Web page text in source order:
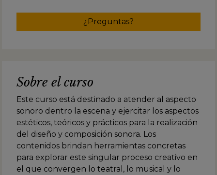
¿Preguntas?
Sobre el curso
Este curso está destinado a atender al aspecto
sonoro dentro la escena y ejercitar los aspectos
estéticos, teóricos y prácticos para la realización
del diseño y composición sonora. Los
contenidos brindan herramientas concretas
para explorar este singular proceso creativo en
el que convergen lo teatral, lo musical y lo